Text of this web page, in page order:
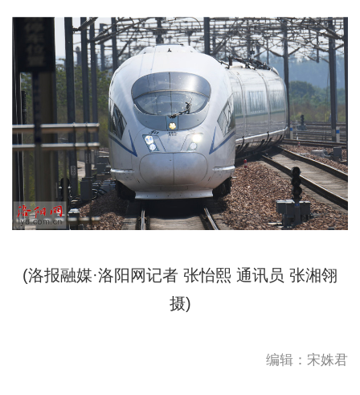
(洛报融媒·洛阳网记者 张怡熙 通讯员 张湘翎
摄)
编辑：宋姝君